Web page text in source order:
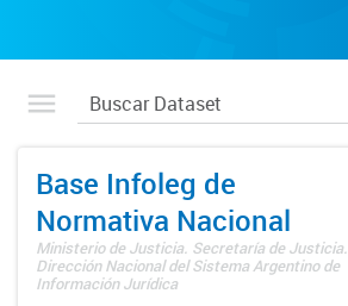
Base Infoleg de
Normativa Nacional
Ministerio de Justicia. Secretaría de Justicia.
Dirección Nacional del Sistema Argentino de
Información Jurídica